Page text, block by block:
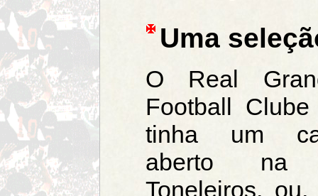
Uma
O Real
Football
tinha um
aberto na
Toneleiros, ou,